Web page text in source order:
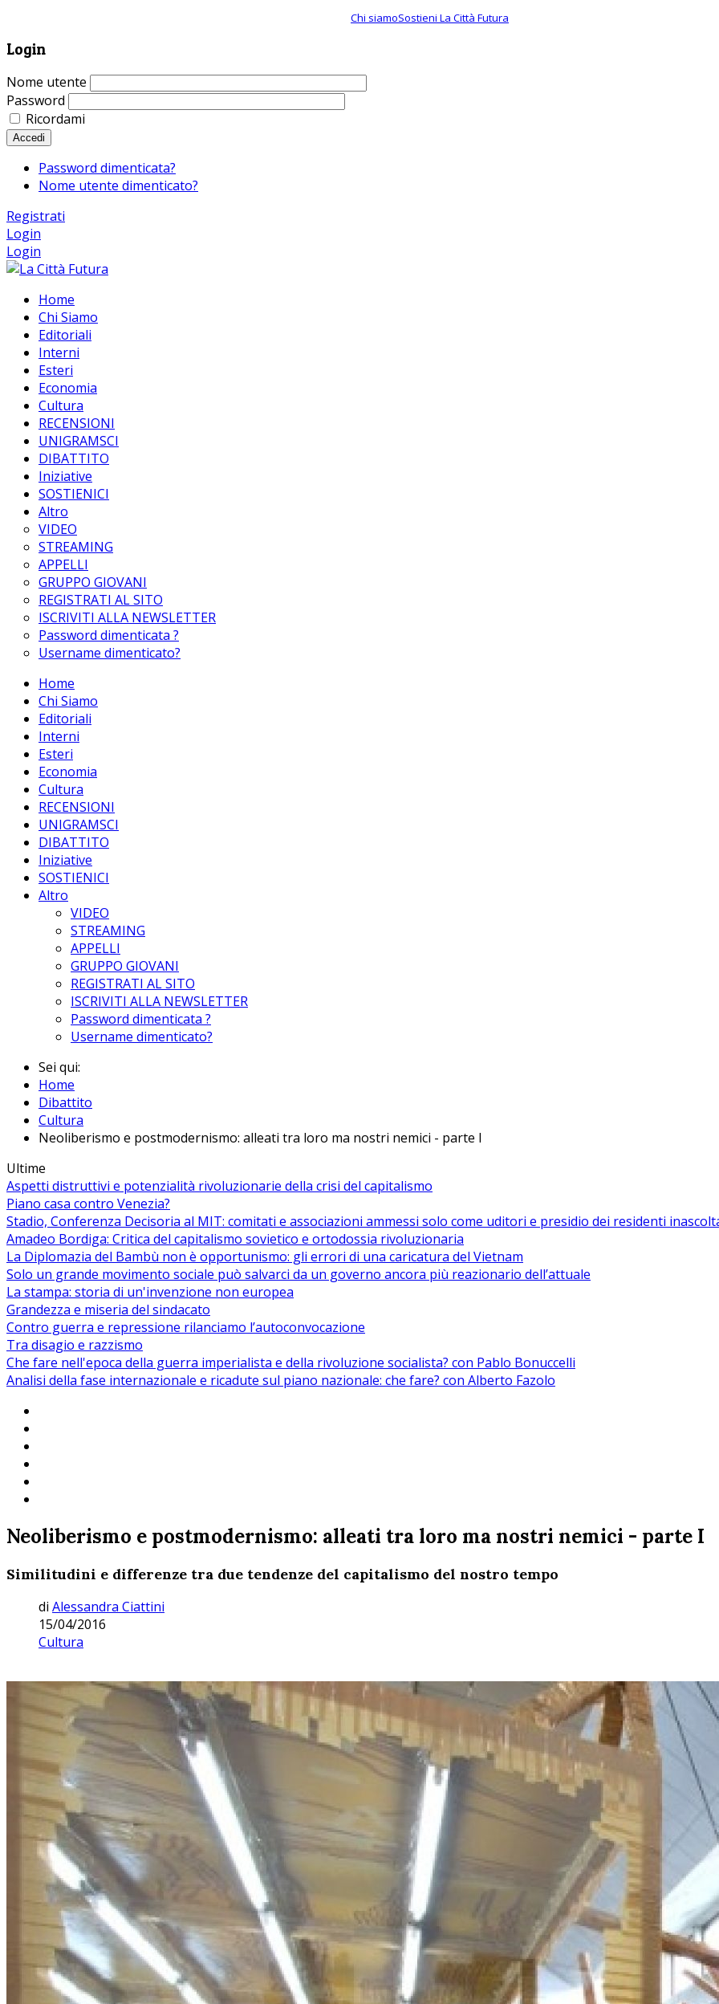
Chi siamoSostieni La Città Futura
Login
Nome utente
Password
Ricordami
Accedi
Password dimenticata?
Nome utente dimenticato?
Registrati
Login
Login
Home
Chi Siamo
Editoriali
Interni
Esteri
Economia
Cultura
RECENSIONI
UNIGRAMSCI
DIBATTITO
Iniziative
SOSTIENICI
Altro
VIDEO
STREAMING
APPELLI
GRUPPO GIOVANI
REGISTRATI AL SITO
ISCRIVITI ALLA NEWSLETTER
Password dimenticata ?
Username dimenticato?
Home
Chi Siamo
Editoriali
Interni
Esteri
Economia
Cultura
RECENSIONI
UNIGRAMSCI
DIBATTITO
Iniziative
SOSTIENICI
Altro
VIDEO
STREAMING
APPELLI
GRUPPO GIOVANI
REGISTRATI AL SITO
ISCRIVITI ALLA NEWSLETTER
Password dimenticata ?
Username dimenticato?
Sei qui:
Home
Dibattito
Cultura
Neoliberismo e postmodernismo: alleati tra loro ma nostri nemici - parte I
Ultime
Aspetti distruttivi e potenzialità rivoluzionarie della crisi del capitalismo
Piano casa contro Venezia?
Stadio, Conferenza Decisoria al MIT: comitati e associazioni ammessi solo come uditori e presidio dei residenti
Amadeo Bordiga: Critica del capitalismo sovietico e ortodossia rivoluzionaria
La Diplomazia del Bambù non è opportunismo: gli errori di una caricatura del Vietnam
Solo un grande movimento sociale può salvarci da un governo ancora più reazionario dell’attuale
La stampa: storia di un'invenzione non europea
Grandezza e miseria del sindacato
Contro guerra e repressione rilanciamo l’autoconvocazione
Tra disagio e razzismo
Che fare nell'epoca della guerra imperialista e della rivoluzione socialista? con Pablo Bonuccelli
Analisi della fase internazionale e ricadute sul piano nazionale: che fare? con Alberto Fazolo
Neoliberismo e postmodernismo: alleati tra loro ma nostri nemici - parte I
Similitudini e differenze tra due tendenze del capitalismo del nostro tempo
di Alessandra Ciattini
15/04/2016
Cultura